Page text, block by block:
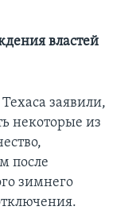
властей
заявили,
некоторые из
после
зимнего